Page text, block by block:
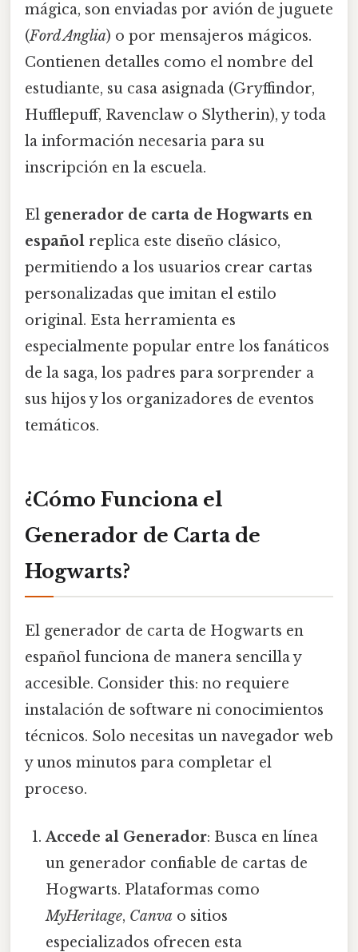
mágica, son enviadas por avión de juguete
(Ford Anglia) o por mensajeros mágicos.
Contienen detalles como el nombre del
estudiante, su casa asignada (Gryffindor,
Hufflepuff, Ravenclaw o Slytherin), y toda
la información necesaria para su
inscripción en la escuela.
El generador de carta de Hogwarts en
español replica este diseño clásico,
permitiendo a los usuarios crear cartas
personalizadas que imitan el estilo
original. Esta herramienta es
especialmente popular entre los fanáticos
de la saga, los padres para sorprender a
sus hijos y los organizadores de eventos
temáticos.
¿Cómo Funciona el
Generador de Carta de
Hogwarts?
El generador de carta de Hogwarts en
español funciona de manera sencilla y
accesible. Consider this: no requiere
instalación de software ni conocimientos
técnicos. Solo necesitas un navegador web
y unos minutos para completar el
proceso.
Accede al Generador: Busca en línea
un generador confiable de cartas de
Hogwarts. Plataformas como
MyHeritage, Canva o sitios
especializados ofrecen esta